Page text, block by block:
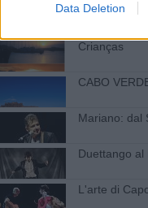
Data Deletion
Fiamme
Crianças
CABO
Mariano: dal
Duettango al
L'arte di